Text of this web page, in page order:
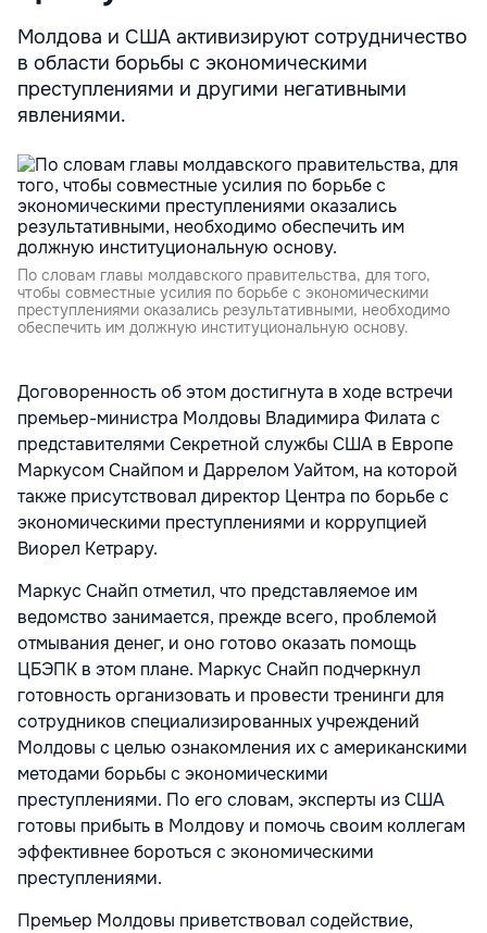
Молдова и США активизируют сотрудничество
в области борьбы с экономическими
преступлениями и другими негативными
явлениями.
По словам главы молдавского правительства, для того,
чтобы совместные усилия по борьбе с экономическими
преступлениями оказались результативными, необходимо
обеспечить им должную институциональную основу.
Договоренность об этом достигнута в ходе встречи
премьер-министра Молдовы Владимира Филата с
представителями Секретной службы США в Европе
Маркусом Снайпом и Даррелом Уайтом, на которой
также присутствовал директор Центра по борьбе с
экономическими преступлениями и коррупцией
Виорел Кетрару.
Маркус Снайп отметил, что представляемое им
ведомство занимается, прежде всего, проблемой
отмывания денег, и оно готово оказать помощь
ЦБЭПК в этом плане. Маркус Снайп подчеркнул
готовность организовать и провести тренинги для
сотрудников специализированных учреждений
Молдовы с целью ознакомления их с американскими
методами борьбы с экономическими
преступлениями. По его словам, эксперты из США
готовы прибыть в Молдову и помочь своим коллегам
эффективнее бороться с экономическими
преступлениями.
Премьер Молдовы приветствовал содействие,